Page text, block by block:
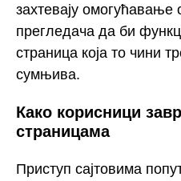
захтевају
прегледача да би
страница која то чини
сумњива.
Како корисници
страницама
Приступ сајтовима